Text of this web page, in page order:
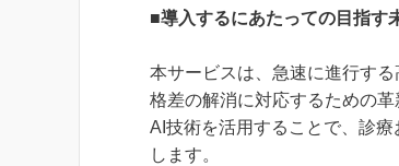
■導入するにあたっての目指す
本サービスは、急速に進行す
格差の解消に対応するための革
AI技術を活用することで、診
します。